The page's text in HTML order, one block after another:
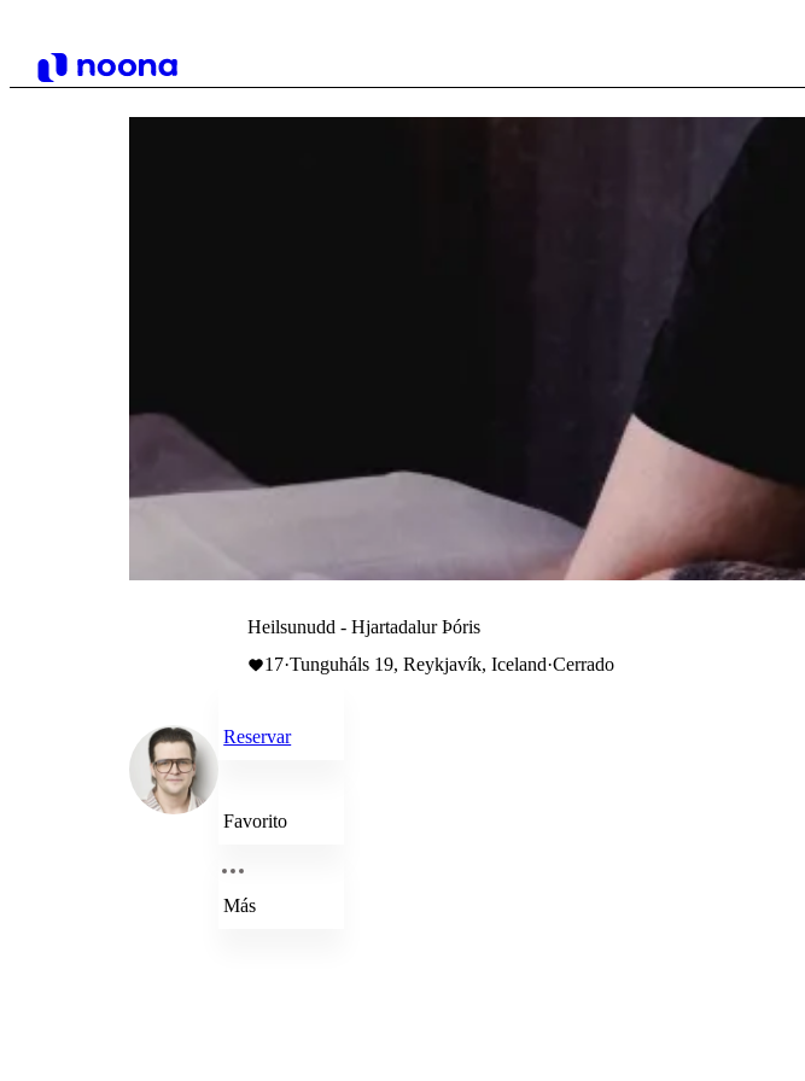
Heilsunudd - Hjartadalur Þóris
17·Tunguháls 19, Reykjavík, Iceland·Cerrado
Reservar
Favorito
Más